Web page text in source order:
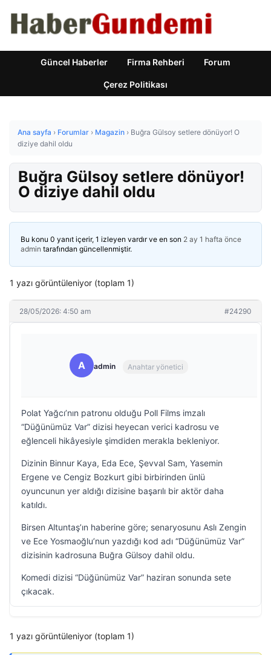
Güncel Haberler Firma Rehberi Forum
Çerez Politikası
Ana sayfa › Forumlar › Magazin › Buğra Gülsoy setlere dönüyor! O
diziye dahil oldu
Buğra Gülsoy setlere dönüyor!
O diziye dahil oldu
Bu konu 0 yanıt içerir, 1 izleyen vardır ve en son 2 ay 1 hafta önce
admin tarafından güncellenmiştir.
1 yazı görüntüleniyor (toplam 1)
28/05/2026: 4:50 am #24290
A admin Anahtar yönetici
Polat Yağcı’nın patronu olduğu Poll Films imzalı
“Düğünümüz Var” dizisi heyecan verici kadrosu ve
eğlenceli hikâyesiyle şimdiden merakla bekleniyor.
Dizinin Binnur Kaya, Eda Ece, Şevval Sam, Yasemin
Ergene ve Cengiz Bozkurt gibi birbirinden ünlü
oyuncunun yer aldığı dizisine başarılı bir aktör daha
katıldı.
Birsen Altuntaş’ın haberine göre; senaryosunu Aslı Zengin
ve Ece Yosmaoğlu’nun yazdığı kod adı “Düğünümüz Var”
dizisinin kadrosuna Buğra Gülsoy dahil oldu.
Komedi dizisi “Düğünümüz Var” haziran sonunda sete
çıkacak.
1 yazı görüntüleniyor (toplam 1)